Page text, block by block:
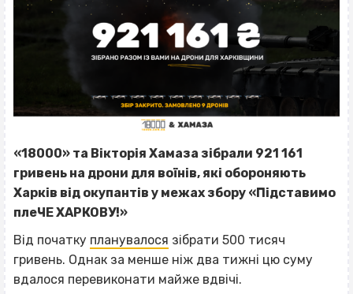
«18000» та Вікторія Хамаза зібрали 921 161
гривень на дрони для воїнів, які обороняють
Харків від окупантів у межах збору «Підставимо
плеЧЕ ХАРКОВУ!»
Від початку планувалося зібрати 500 тисяч
гривень. Однак за менше ніж два тижні цю суму
вдалося перевиконати майже вдвічі.